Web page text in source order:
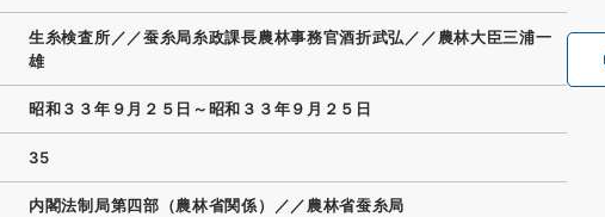
生糸検査所／／蚕糸局糸政課長農林事務官酒折武弘／／農林大臣三浦一
雄
昭和３３年９月２５日～昭和３３年９月２５日
35
内閣法制局第四部（農林省関係）／／農林省蚕糸局